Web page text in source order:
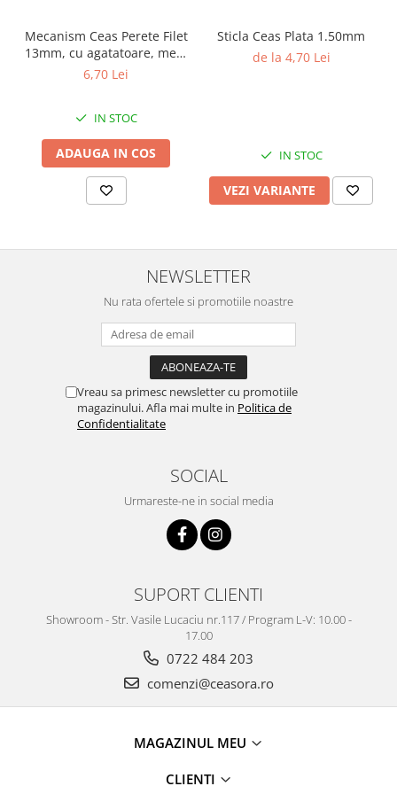
Clesti Miniatura
Curatare si Intretinere
Dispozitive Bratari si Curele
Dispozitive Capace Ceas
Extractoare Indicatoare
Lupe, Dispozitive Optice
Suporti de Lucru
Truse / Kituri Ceasornicar
Mecanism Ceas Perete Filet
13mm, cu agatatoare, mers
continuu, repere incluse
6,70 Lei
IN STOC
ADAUGA IN COS
Sticla Ceas Plata 1.50mm
de la 4,70 Lei
IN STOC
VEZI VARIANTE
NEWSLETTER
Nu rata ofertele si promotiile noastre
Vreau sa primesc newsletter cu promotiile
magazinului. Afla mai multe in Politica de
Confidentialitate
SOCIAL
Urmareste-ne in social media
SUPORT CLIENTI
Showroom - Str. Vasile Lucaciu nr.117 / Program L-V: 10.00 -
17.00
0722 484 203
comenzi@ceasora.ro
MAGAZINUL MEU
CLIENTI